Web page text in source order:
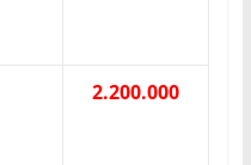
2.200.000